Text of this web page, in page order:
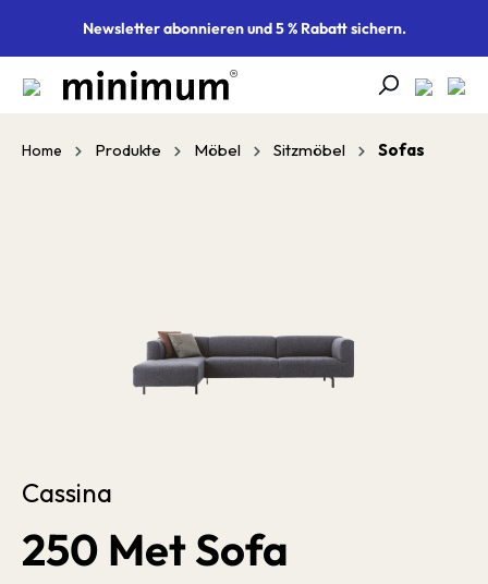
springenNewsletter abonnieren und 5 % Rabatt sichern.
Home Produkte Möbel Sitzmöbel Sofas
Cassina
250 Met Sofa